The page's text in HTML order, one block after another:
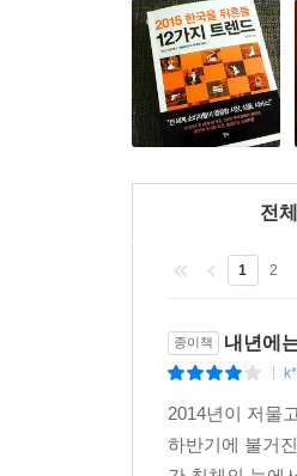
단을 유지하면 만성
관심은 식을 줄 모
어트 추종자들을 위
시에 가면 레스토랑
과 슈퍼마켓 들은
이어트에 초점을 맞
과 식사 배달서비스
--- 12장 몸 치유_미
그동안 발 빠른 정보
‘변화’를 겪으며 발
1부 ‘일상’에서는
가끔씩 떠나는 여
나라의 사례들을 찾
위기 이후 지구촌
3부에서는 위기와
담았다. 소외된 이
‘안티 카페’에서 ‘
전 세계인을 사로잡
전
1 2
종이책 내년에
2014년이 저물
하반기에 불거